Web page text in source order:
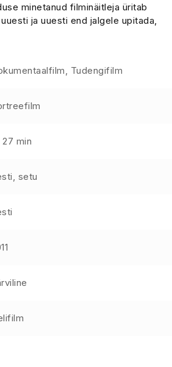
minetanud filminäitleja üritab
ja uuesti end jalgele upitada,
Tudengifilm
27 min
setu